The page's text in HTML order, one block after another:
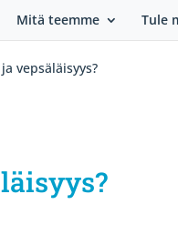
Mitä teemme Tule
vepsäläisyys?